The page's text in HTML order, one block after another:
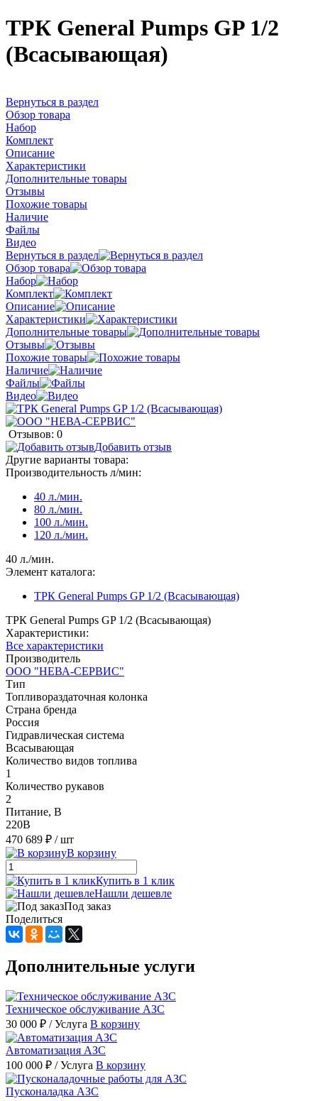
ТРК General Pumps GP 1/2
(Всасывающая)
Вернуться в раздел
Обзор товара
Набор
Комплект
Описание
Характеристики
Дополнительные товары
Отзывы
Похожие товары
Наличие
Файлы
Видео
Вернуться в раздел
Обзор товара
Набор
Комплект
Описание
Характеристики
Дополнительные товары
Отзывы
Похожие товары
Наличие
Файлы
Видео
Отзывов: 0
Добавить отзыв
Другие варианты товара:
Производительность л/мин:
40 л./мин.
80 л./мин.
100 л./мин.
120 л./мин.
40 л./мин.
Элемент каталога:
ТРК General Pumps GP 1/2 (Всасывающая)
ТРК General Pumps GP 1/2 (Всасывающая)
Характеристики:
Все характеристики
Производитель
ООО "НЕВА-СЕРВИС"
Тип
Топливораздаточная колонка
Страна бренда
Россия
Гидравлическая система
Всасывающая
Количество видов топлива
1
Количество рукавов
2
Питание, В
220В
470 689 ₽ / шт
В корзину
Купить в 1 клик
Нашли дешевле
Под заказ
Поделиться
Дополнительные услуги
Техническое обслуживание АЗС
30 000 ₽ / Услуга В корзину
Автоматизация АЗС
100 000 ₽ / Услуга В корзину
Пусконаладка АЗС